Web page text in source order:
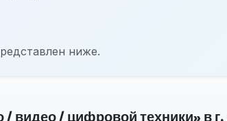
ниже.
видео / цифровой техники» в г.